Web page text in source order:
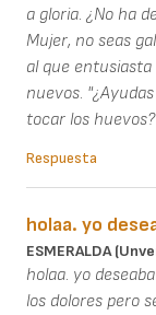
a gloria. ¿No ha
Mujer, no seas
al que
nuevos.
tocar los
Respuesta
holaa. yo
ESMERALDA
holaa. yo
los dolores pero